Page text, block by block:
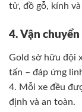
tử, đồ gỗ, kính
4. Vận
Gold sở hữu đội
tấn – đáp ứng
4. Mỗi xe đều
định và an toàn.